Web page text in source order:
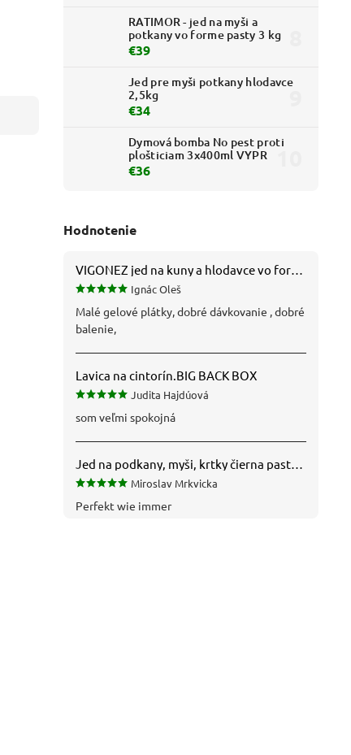
RATIMOR - jed na myši a
potkany vo forme pasty 3 kg
€39
Jed pre myši potkany hlodavce
2,5kg
€34
Dymová bomba No pest proti
plošticiam 3x400ml VYPR
€36
Hodnotenie
VIGONEZ jed na kuny a hlodavce vo forme pasty 1,5 kg
Ignác Oleš
Malé gelové plátky, dobré dávkovanie , dobré
balenie,
Lavica na cintorín.BIG BACK BOX
Judita Hajdúová
som veľmi spokojná
Jed na podkany, myši, krtky čierna pasta silná 1 kg VYPR
Miroslav Mrkvicka
Perfekt wie immer